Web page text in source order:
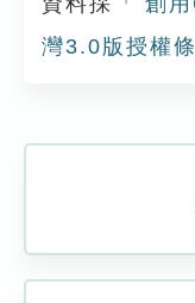
灣3.0版授權